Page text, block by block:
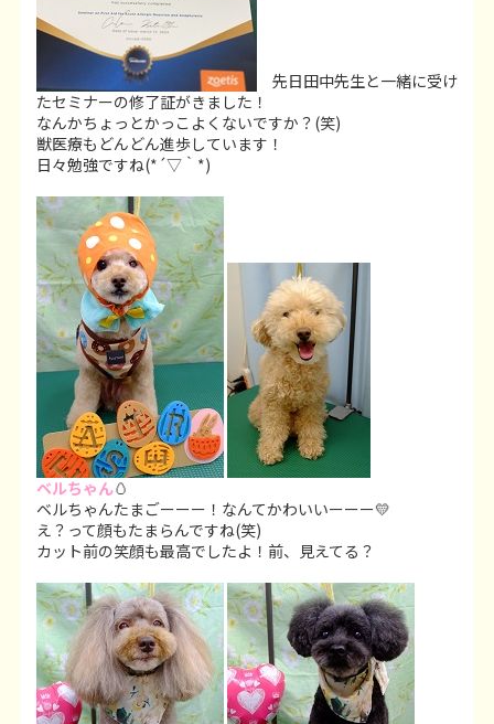
先日田中先生と一緒に受け
たセミナーの修了証がきました！
なんかちょっとかっこよくないですか？(笑)
獣医療もどんどん進歩しています！
日々勉強ですね(*´▽｀*)
ベルちゃん🥚
ベルちゃんたまごーーー！なんてかわいいーーー💛
え？って顔もたまらんですね(笑)
カット前の笑顔も最高でしたよ！前、見えてる？